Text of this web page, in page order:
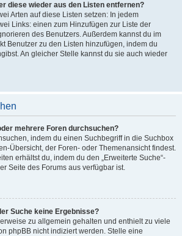
diese wieder aus den Listen entfernen?
Arten auf diese Listen setzen: In jedem
Links: einen zum Hinzufügen zur Liste der
des Benutzers. Außerdem kannst du im
Benutzer zu den Listen hinzufügen, indem du
An gleicher Stelle kannst du sie auch wieder
mehrere Foren durchsuchen?
indem du einen Suchbegriff in die Suchbox
Übersicht, der Foren- oder Themenansicht findest.
erhältst du, indem du den „Erweiterte Suche“-
Seite des Forums aus verfügbar ist.
Suche keine Ergebnisse?
zu allgemein gehalten und enthielt zu viele
phpBB nicht indiziert werden. Stelle eine